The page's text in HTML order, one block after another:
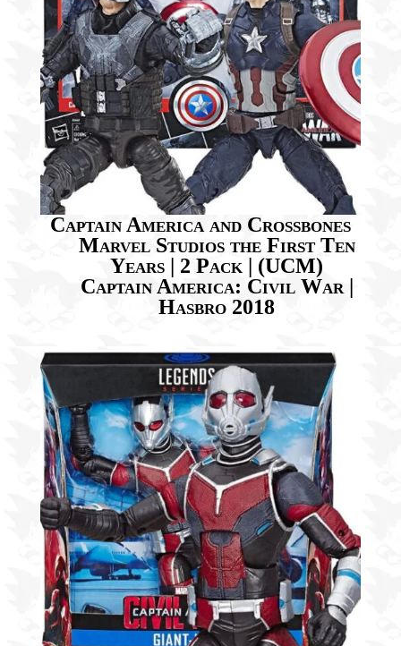
Captain America and Crossbones
Marvel Studios the First Ten
Years | 2 Pack | (UCM)
Captain America: Civil War |
Hasbro 2018